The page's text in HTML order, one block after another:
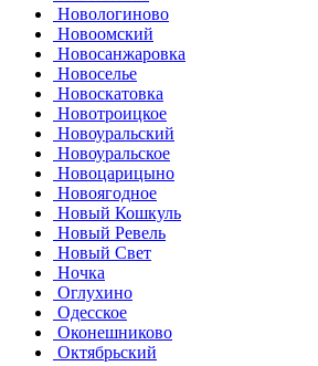
Новологиново
Новоомский
Новосанжаровка
Новоселье
Новоскатовка
Новотроицкое
Новоуральский
Новоуральское
Новоцарицыно
Новоягодное
Новый Кошкуль
Новый Ревель
Новый Свет
Ночка
Оглухино
Одесское
Оконешниково
Октябрьский